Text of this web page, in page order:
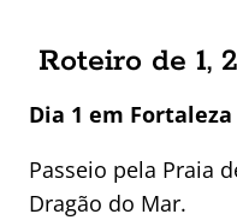
Roteiro de 1,
Dia 1 em Fortaleza
Passeio pela Praia
Dragão do Mar.